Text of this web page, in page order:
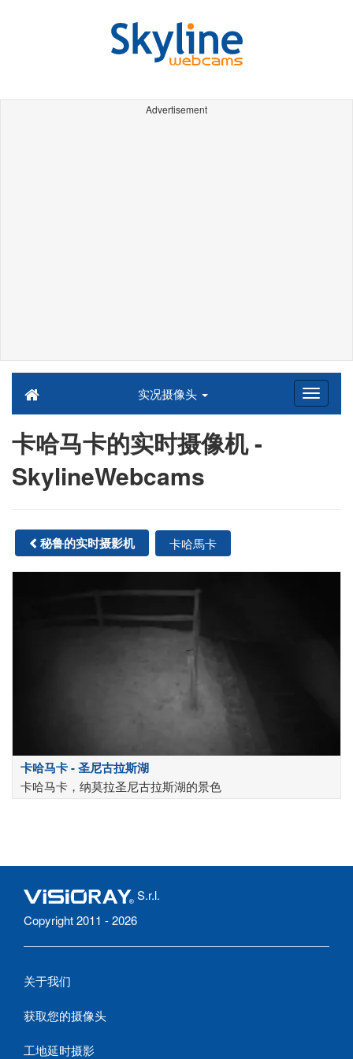
Advertisement
实况摄像头
卡哈马卡的实时摄像机 -
SkylineWebcams
秘鲁的实时摄影机 卡哈馬卡
卡哈马卡 - 圣尼古拉斯湖
卡哈马卡，纳莫拉圣尼古拉斯湖的景色
S.r.l.
Copyright 2011 - 2026
关于我们
获取您的摄像头
工地延时摄影